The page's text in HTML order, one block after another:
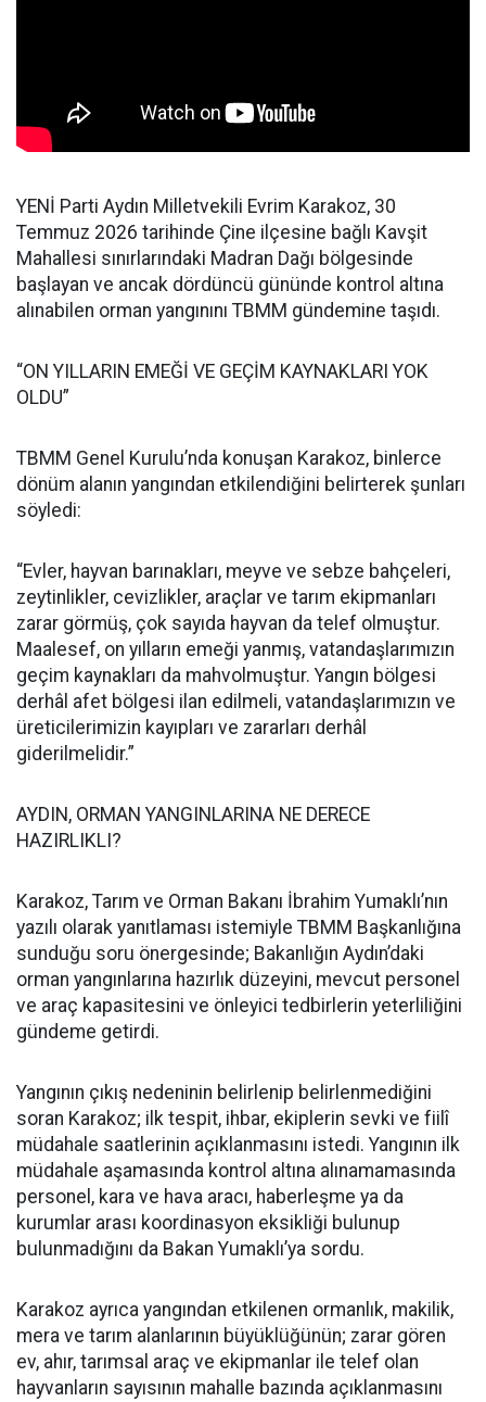
YENİ Parti Aydın Milletvekili Evrim Karakoz, 30
Temmuz 2026 tarihinde Çine ilçesine bağlı Kavşit
Mahallesi sınırlarındaki Madran Dağı bölgesinde
başlayan ve ancak dördüncü gününde kontrol altına
alınabilen orman yangınını TBMM gündemine taşıdı.
“ON YILLARIN EMEĞİ VE GEÇİM KAYNAKLARI YOK
OLDU”
TBMM Genel Kurulu’nda konuşan Karakoz, binlerce
dönüm alanın yangından etkilendiğini belirterek şunları
söyledi:
“Evler, hayvan barınakları, meyve ve sebze bahçeleri,
zeytinlikler, cevizlikler, araçlar ve tarım ekipmanları
zarar görmüş, çok sayıda hayvan da telef olmuştur.
Maalesef, on yılların emeği yanmış, vatandaşlarımızın
geçim kaynakları da mahvolmuştur. Yangın bölgesi
derhâl afet bölgesi ilan edilmeli, vatandaşlarımızın ve
üreticilerimizin kayıpları ve zararları derhâl
giderilmelidir.”
AYDIN, ORMAN YANGINLARINA NE DERECE
HAZIRLIKLI?
Karakoz, Tarım ve Orman Bakanı İbrahim Yumaklı’nın
yazılı olarak yanıtlaması istemiyle TBMM Başkanlığına
sunduğu soru önergesinde; Bakanlığın Aydın’daki
orman yangınlarına hazırlık düzeyini, mevcut personel
ve araç kapasitesini ve önleyici tedbirlerin yeterliliğini
gündeme getirdi.
Yangının çıkış nedeninin belirlenip belirlenmediğini
soran Karakoz; ilk tespit, ihbar, ekiplerin sevki ve fiilî
müdahale saatlerinin açıklanmasını istedi. Yangının ilk
müdahale aşamasında kontrol altına alınamamasında
personel, kara ve hava aracı, haberleşme ya da
kurumlar arası koordinasyon eksikliği bulunup
bulunmadığını da Bakan Yumaklı’ya sordu.
Karakoz ayrıca yangından etkilenen ormanlık, makilik,
mera ve tarım alanlarının büyüklüğünün; zarar gören
ev, ahır, tarımsal araç ve ekipmanlar ile telef olan
hayvanların sayısının mahalle bazında açıklanmasını